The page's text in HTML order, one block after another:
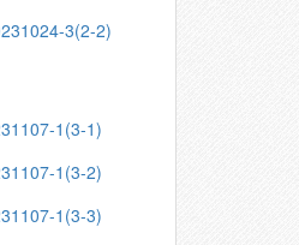
3(2-2)
1(3-1)
1(3-2)
1(3-3)